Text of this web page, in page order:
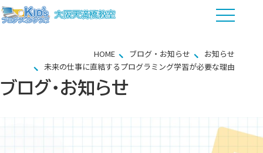
ブログ・お知らせ
HOME ブログ・お知らせ
お知らせ
未来の仕事に直結するプログラミング学習が必要な理由